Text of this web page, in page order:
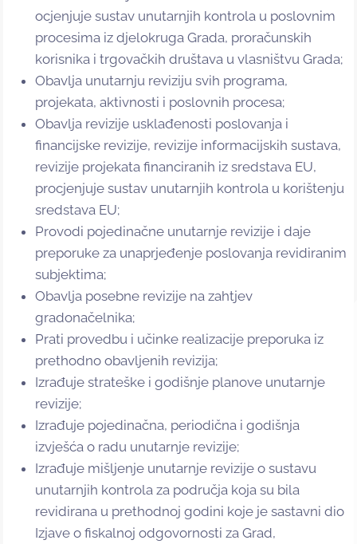
ocjenjuje sustav unutarnjih kontrola u poslovnim
procesima iz djelokruga Grada, proračunskih
korisnika i trgovačkih društava u vlasništvu Grada;
Obavlja unutarnju reviziju svih programa,
projekata, aktivnosti i poslovnih procesa;
Obavlja revizije usklađenosti poslovanja i
financijske revizije, revizije informacijskih sustava,
revizije projekata financiranih iz sredstava EU,
procjenjuje sustav unutarnjih kontrola u korištenju
sredstava EU;
Provodi pojedinačne unutarnje revizije i daje
preporuke za unaprjeđenje poslovanja revidiranim
subjektima;
Obavlja posebne revizije na zahtjev
gradonačelnika;
Prati provedbu i učinke realizacije preporuka iz
prethodno obavljenih revizija;
Izrađuje strateške i godišnje planove unutarnje
revizije;
Izrađuje pojedinačna, periodična i godišnja
izvješća o radu unutarnje revizije;
Izrađuje mišljenje unutarnje revizije o sustavu
unutarnjih kontrola za područja koja su bila
revidirana u prethodnoj godini koje je sastavni dio
Izjave o fiskalnoj odgovornosti za Grad,